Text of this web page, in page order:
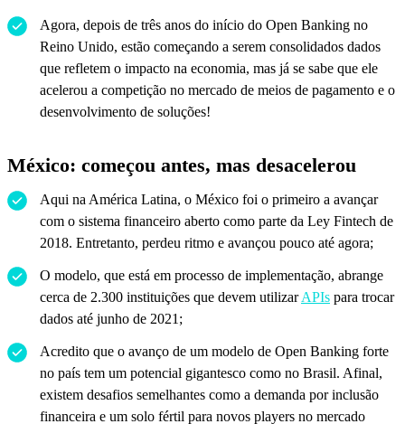
Agora, depois de três anos do início do Open Banking no
Reino Unido, estão começando a serem consolidados dados
que refletem o impacto na economia, mas já se sabe que ele
acelerou a competição no mercado de meios de pagamento e o
desenvolvimento de soluções!
México: começou antes, mas desacelerou
Aqui na América Latina, o México foi o primeiro a avançar
com o sistema financeiro aberto como parte da Ley Fintech de
2018. Entretanto, perdeu ritmo e avançou pouco até agora;
O modelo, que está em processo de implementação, abrange
cerca de 2.300 instituições que devem utilizarAPIs para trocar
dados até junho de 2021;
Acredito que o avanço de um modelo de Open Banking forte
no país tem um potencial gigantesco como no Brasil. Afinal,
existem desafios semelhantes como a demanda por inclusão
financeira e um solo fértil para novos players no mercado